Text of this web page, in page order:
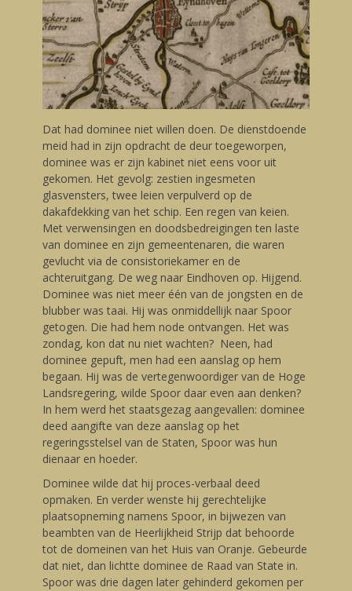
Dat had dominee niet willen doen. De dienstdoende
meid had in zijn opdracht de deur toegeworpen,
dominee was er zijn kabinet niet eens voor uit
gekomen. Het gevolg: zestien ingesmeten
glasvensters, twee leien verpulverd op de
dakafdekking van het schip. Een regen van keien.
Met verwensingen en doodsbedreigingen ten laste
van dominee en zijn gemeentenaren, die waren
gevlucht via de consistoriekamer en de
achteruitgang. De weg naar Eindhoven op. Hijgend.
Dominee was niet meer één van de jongsten en de
blubber was taai. Hij was onmiddellijk naar Spoor
getogen. Die had hem node ontvangen. Het was
zondag, kon dat nu niet wachten? Neen, had
dominee gepuft, men had een aanslag op hem
begaan. Hij was de vertegenwoordiger van de Hoge
Landsregering, wilde Spoor daar even aan denken?
In hem werd het staatsgezag aangevallen: dominee
deed aangifte van deze aanslag op het
regeringsstelsel van de Staten, Spoor was hun
dienaar en hoeder.
Dominee wilde dat hij proces-verbaal deed
opmaken. En verder wenste hij gerechtelijke
plaatsopneming namens Spoor, in bijwezen van
beambten van de Heerlijkheid Strijp dat behoorde
tot de domeinen van het Huis van Oranje. Gebeurde
dat niet, dan lichtte dominee de Raad van State in.
Spoor was drie dagen later gehinderd gekomen per